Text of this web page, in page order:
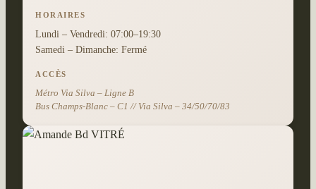
HORAIRES
Lundi – Vendredi: 07:00–19:30
Samedi – Dimanche: Fermé
ACCÈS
Métro Via Silva – Ligne B
Bus Champs-Blanc – C1 // Via Silva – 34/50/70/83